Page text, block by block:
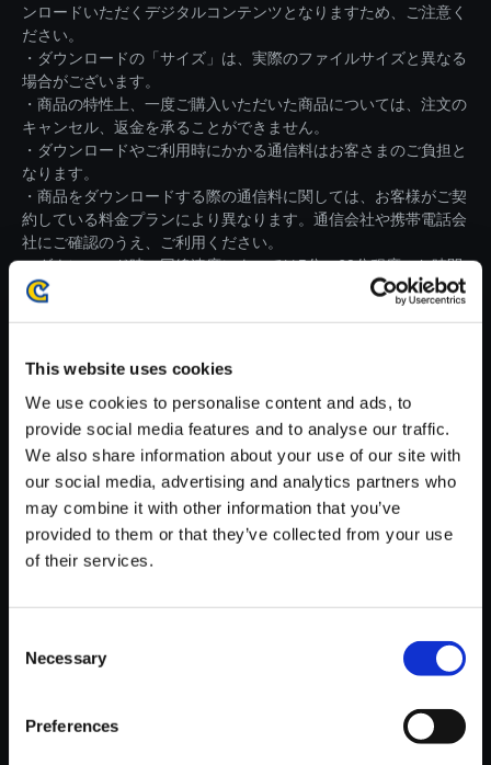
This website uses cookies
We use cookies to personalise content and ads, to
provide social media features and to analyse our traffic.
We also share information about your use of our site with
our social media, advertising and analytics partners who
may combine it with other information that you’ve
provided to them or that they’ve collected from your use
of their services.
Selection
Necessary
Preferences
ンロードいただくデジタルコンテンツとなりますため、ご注意く
ださい。
・ダウンロードの「サイズ」は、実際のファイルサイズと異なる
場合がございます。
・商品の特性上、一度ご購入いただいた商品については、注文の
キャンセル、返金を承ることができません。
・ダウンロードやご利用時にかかる通信料はお客さまのご負担と
なります。
・商品をダウンロードする際の通信料に関しては、お客様がご契
約している料金プランにより異なります。通信会社や携帯電話会
社にご確認のうえ、ご利用ください。
・ダウンロード時、回線速度によっては5分～60分程度のお時間
がかかる場合がございます。
※ご購入いただいたファイルのダウンロードの際には、通信環境
【単曲】ストリートファイター
V アーケードエディション オリ
150円